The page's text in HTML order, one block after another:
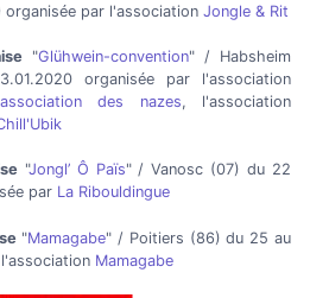
par l'association Jongle & Rit
"Glühwein-convention" / Habsheim
organisée par l'association
des nazes, l'association
"Jongl’ Ô Païs" / Vanosc (07) du 22
par La Ribouldingue
"Mamagabe" / Poitiers (86) du 25 au
Mamagabe